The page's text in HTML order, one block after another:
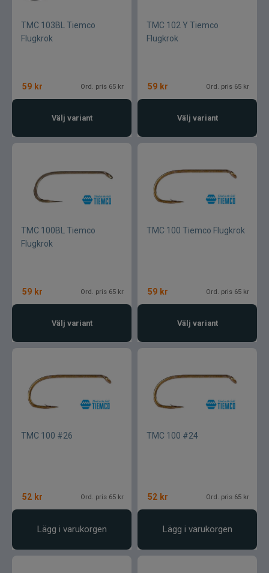
TMC 103BL Tiemco
Flugkrok
59 kr Ord. pris 65 kr
Välj variant
TMC 102 Y Tiemco
Flugkrok
59 kr Ord. pris 65 kr
Välj variant
TMC 100BL Tiemco
Flugkrok
59 kr Ord. pris 65 kr
Välj variant
TMC 100 Tiemco Flugkrok
59 kr Ord. pris 65 kr
Välj variant
TMC 100 #26
52 kr Ord. pris 65 kr
Lägg i varukorgen
TMC 100 #24
52 kr Ord. pris 65 kr
Lägg i varukorgen